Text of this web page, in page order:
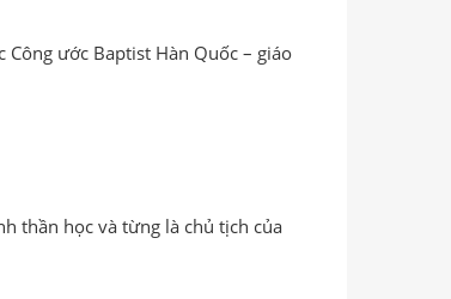
ước Baptist Hàn Quốc – giáo
thần học và từng là chủ tịch của